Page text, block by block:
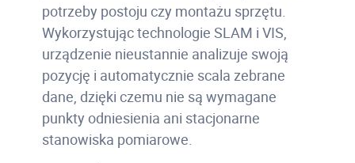
potrzeby postoju czy montażu sprzętu.
Wykorzystując technologie SLAM i VIS,
urządzenie nieustannie analizuje swoją
pozycję i automatycznie scala zebrane
dane, dzięki czemu nie są wymagane
punkty odniesienia ani stacjonarne
stanowiska pomiarowe.